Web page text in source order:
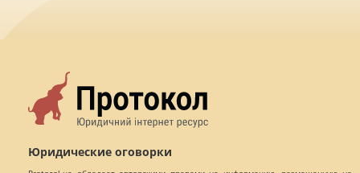
Юридические оговорки